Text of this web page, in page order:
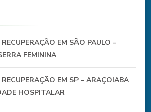
EM SÃO PAULO –
FEMININA
EM SP – ARAÇOIABA
HOSPITALAR